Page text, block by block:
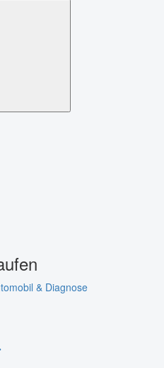
& Diagnose